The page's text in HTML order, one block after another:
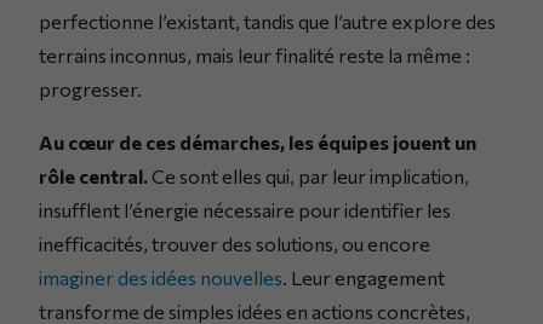
perfectionne l’existant, tandis que l’autre explore des
terrains inconnus, mais leur finalité reste la même :
progresser.
Au cœur de ces démarches, les équipes jouent un
rôle central. Ce sont elles qui, par leur implication,
insufflent l’énergie nécessaire pour identifier les
inefficacités, trouver des solutions, ou encore
imaginer des idées nouvelles . Leur engagement
transforme de simples idées en actions concrètes,